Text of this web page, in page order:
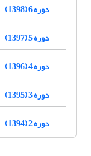
دوره 6 (1398)
دوره 5 (1397)
دوره 4 (1396)
دوره 3 (1395)
دوره 2 (1394)